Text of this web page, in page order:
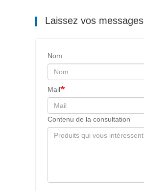
Laissez vos messages
Nom
Mail
Contenu de la consultation